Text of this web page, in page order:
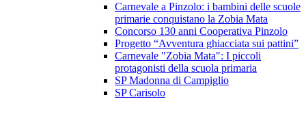
Carnevale a Pinzolo: i bambini delle scuole
primarie conquistano la Zobia Mata
Concorso 130 anni Cooperativa Pinzolo
Progetto “Avventura ghiacciata sui pattini”
Carnevale "Zobia Mata": I piccoli
protagonisti della scuola primaria
SP Madonna di Campiglio
SP Carisolo